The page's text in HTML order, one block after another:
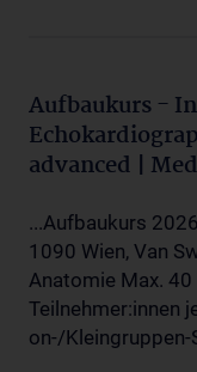
Aufbaukurs -
advanced |
...Aufbaukurs
1090 Wien, Van
Anatomie Max.
Teilnehmer:innen
on-/Kleingruppen-